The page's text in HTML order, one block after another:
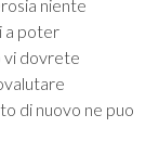
niente
a poter
vi dovrete
di nuovo ne puo